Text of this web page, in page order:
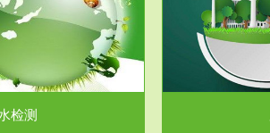
检测
废气测试
测包括有机废气和无机废
废气主要包括...